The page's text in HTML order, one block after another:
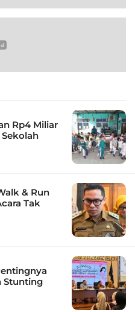
Rp4 Miliar
Sekolah
& Run
Tak
Stunting